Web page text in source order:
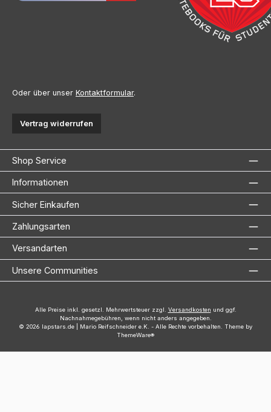
Oder über unser Kontaktformular.
Vertrag widerrufen
Shop Service
Informationen
Sicher Einkaufen
Zahlungsarten
Versandarten
Unsere Communities
Alle Preise inkl. gesetzl. Mehrwertsteuer zzgl. Versandkosten und ggf.
Nachnahmegebühren, wenn nicht anders angegeben.
© 2026 lapstars.de | Mario Reifschneider e.K. - Alle Rechte vorbehalten. Theme by
ThemeWare®